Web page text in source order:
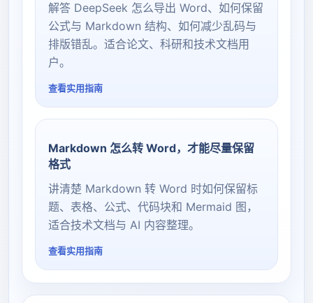
解答 DeepSeek 怎么导出 Word、如何保留
公式与 Markdown 结构、如何减少乱码与
排版错乱。适合论文、科研和技术文档用
户。
查看实用指南
Markdown 怎么转 Word，才能尽量保留
格式
讲清楚 Markdown 转 Word 时如何保留标
题、表格、公式、代码块和 Mermaid 图，
适合技术文档与 AI 内容整理。
查看实用指南